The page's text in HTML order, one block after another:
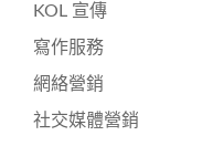
KOL 宣傳
寫作服務
網絡營銷
社交媒體營銷